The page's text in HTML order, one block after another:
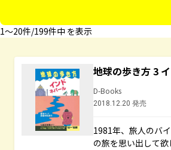
1〜20件/199件中 を表示
地球の歩き方 3
D-Books
2018.12.20 発売
1981年、旅人のバ
の旅を思い出して欲